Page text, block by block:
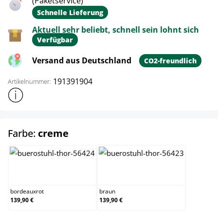
Schnelle Lieferung
Aktuell sehr beliebt, schnell sein lohnt sich
Verfügbar
Versand aus Deutschland CO2-freundlich
Artikelnummer: 191391904
Weitere Produktinformationen anzeigen
Farbe: creme
bordeauxrot
139,90 €
braun
139,90 €